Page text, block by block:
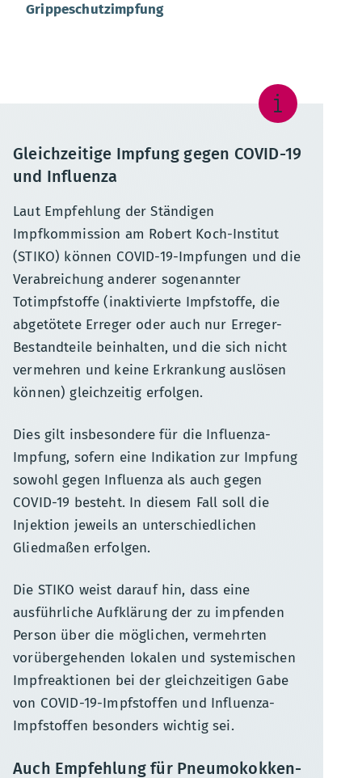
Grippeschutzimpfung
Gleichzeitige Impfung gegen COVID-19
und Influenza
Laut Empfehlung der Ständigen
Impfkommission am Robert Koch-Institut
(STIKO) können COVID-19-Impfungen und die
Verabreichung anderer sogenannter
Totimpfstoffe (inaktivierte Impfstoffe, die
abgetötete Erreger oder auch nur Erreger-
Bestandteile beinhalten, und die sich nicht
vermehren und keine Erkrankung auslösen
können) gleichzeitig erfolgen.
Dies gilt insbesondere für die Influenza-
Impfung, sofern eine Indikation zur Impfung
sowohl gegen Influenza als auch gegen
COVID-19 besteht. In diesem Fall soll die
Injektion jeweils an unterschiedlichen
Gliedmaßen erfolgen.
Die STIKO weist darauf hin, dass eine
ausführliche Aufklärung der zu impfenden
Person über die möglichen, vermehrten
vorübergehenden lokalen und systemischen
Impfreaktionen bei der gleichzeitigen Gabe
von COVID-19-Impfstoffen und Influenza-
Impfstoffen besonders wichtig sei.
Auch Empfehlung für Pneumokokken-